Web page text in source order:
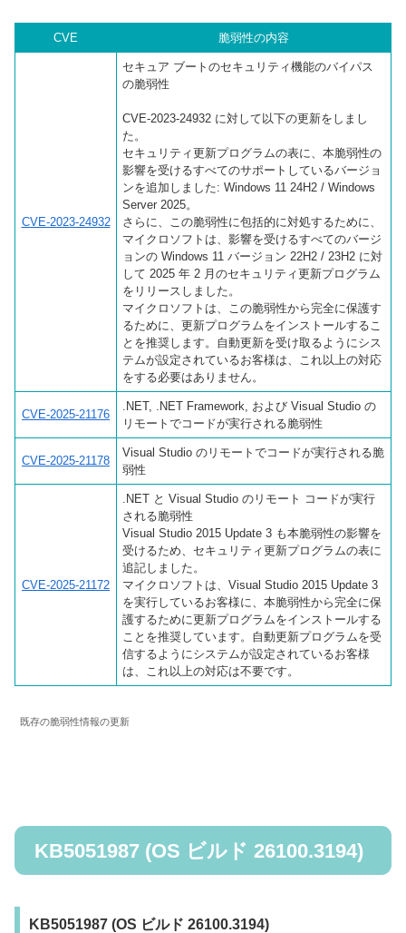
CVE 脆弱性の内容
CVE-2023-24932
セキュア ブートのセキュリティ機能のバイパス
の脆弱性
CVE-2023-24932 に対して以下の更新をしまし
た。
セキュリティ更新プログラムの表に、本脆弱性の
影響を受けるすべてのサポートしているバージョ
ンを追加しました: Windows 11 24H2 / Windows
Server 2025。
さらに、この脆弱性に包括的に対処するために、
マイクロソフトは、影響を受けるすべてのバージ
ョンの Windows 11 バージョン 22H2 / 23H2 に対
して 2025 年 2 月のセキュリティ更新プログラム
をリリースしました。
マイクロソフトは、この脆弱性から完全に保護す
るために、更新プログラムをインストールするこ
とを推奨します。自動更新を受け取るようにシス
テムが設定されているお客様は、これ以上の対応
をする必要はありません。
CVE-2025-21176
.NET, .NET Framework, および Visual Studio の
リモートでコードが実行される脆弱性
CVE-2025-21178
Visual Studio のリモートでコードが実行される脆
弱性
CVE-2025-21172
.NET と Visual Studio のリモート コードが実行
される脆弱性
Visual Studio 2015 Update 3 も本脆弱性の影響を
受けるため、セキュリティ更新プログラムの表に
追記しました。
マイクロソフトは、Visual Studio 2015 Update 3
を実行しているお客様に、本脆弱性から完全に保
護するために更新プログラムをインストールする
ことを推奨しています。自動更新プログラムを受
信するようにシステムが設定されているお客様
は、これ以上の対応は不要です。
既存の脆弱性情報の更新
KB5051987 (OS ビルド 26100.3194)
KB5051987 (OS ビルド 26100.3194)